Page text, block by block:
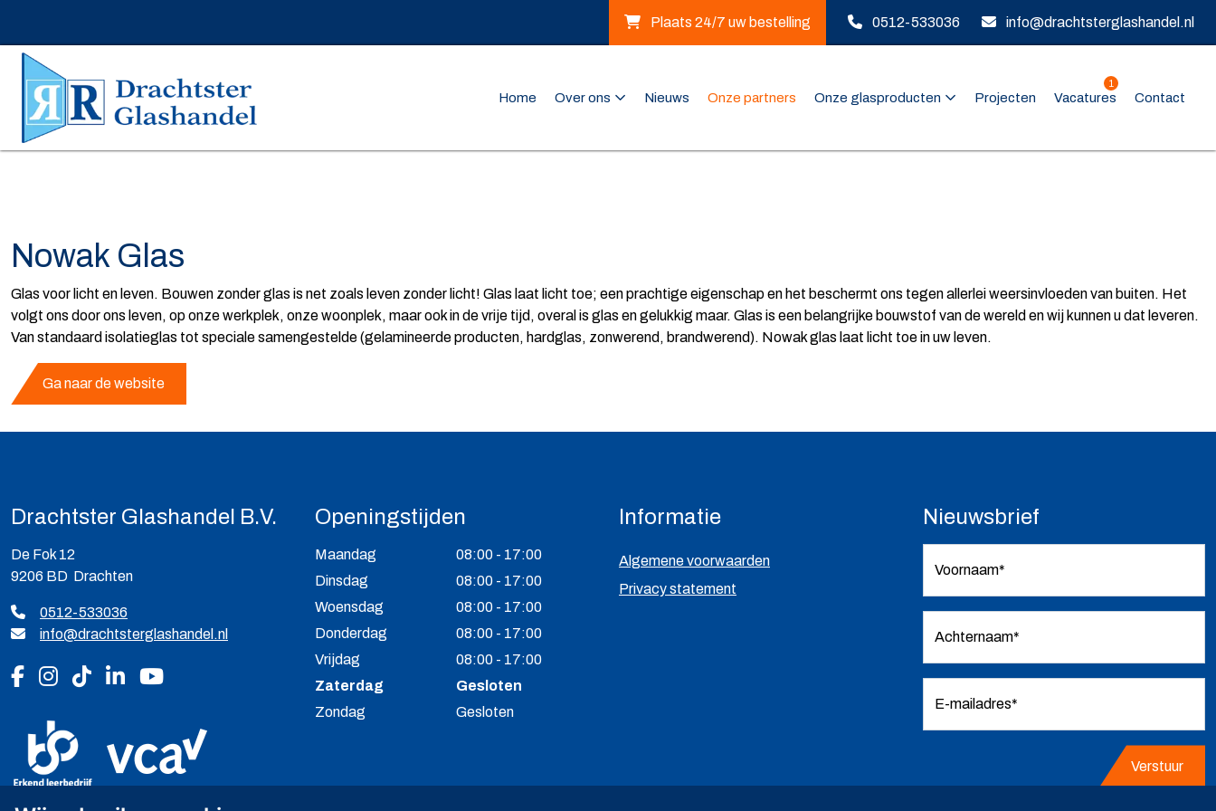
Plaats 24/7 uw bestelling 0512-533036 info@drachtsterglashandel.nl
Home Over ons Nieuws Onze partners Onze glasproducten Projecten Vacatures
1
Contact
Nowak Glas
Glas voor licht en leven. Bouwen zonder glas is net zoals leven zonder licht! Glas laat licht toe; een prachtige eigenschap en het beschermt ons tegen allerlei weersinvloeden van buiten. Het
volgt ons door ons leven, op onze werkplek, onze woonplek, maar ook in de vrije tijd, overal is glas en gelukkig maar. Glas is een belangrijke bouwstof van de wereld en wij kunnen u dat leveren.
Van standaard isolatieglas tot speciale samengestelde (gelamineerde producten, hardglas, zonwerend, brandwerend). Nowak glas laat licht toe in uw leven.
Ga naar de website
Drachtster Glashandel B.V.
De Fok 12
9206 BD Drachten
0512-533036
info@drachtsterglashandel.nl
Volg ons op Facebook
Volg ons op Instagram
Volg ons op Tiktok
Volg ons op LinkedIn
Volg ons op YouTube
Openingstijden
Maandag
08:00 - 17:00
Dinsdag
08:00 - 17:00
Woensdag
08:00 - 17:00
Donderdag
08:00 - 17:00
Vrijdag
08:00 - 17:00
Zaterdag
Gesloten
Zondag
Gesloten
Informatie
Algemene voorwaarden
Privacy statement
Nieuwsbrief
Voornaam*
Achternaam*
E-mailadres*
Verstuur